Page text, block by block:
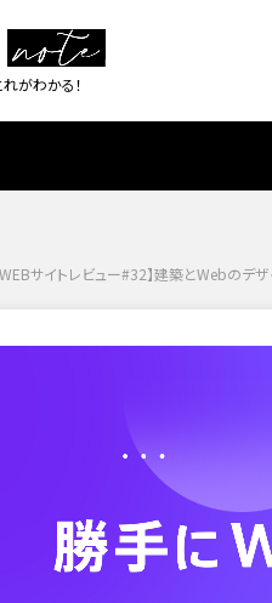
がわかる！
サイトレビュー#32】建築とWebのデ